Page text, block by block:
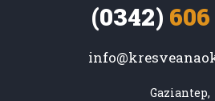
(0342)
Gaziantep,